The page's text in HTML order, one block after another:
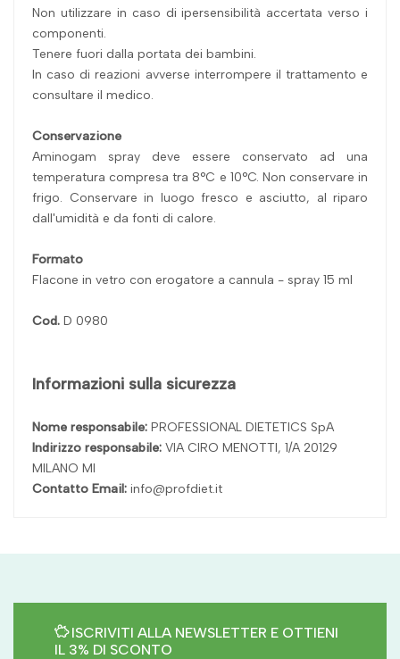
Non utilizzare in caso di ipersensibilità accertata verso i
componenti.
Tenere fuori dalla portata dei bambini.
In caso di reazioni avverse interrompere il trattamento e
consultare il medico.
Conservazione
Aminogam spray deve essere conservato ad una
temperatura compresa tra 8°C e 10°C. Non conservare in
frigo. Conservare in luogo fresco e asciutto, al riparo
dall'umidità e da fonti di calore.
Formato
Flacone in vetro con erogatore a cannula - spray 15 ml
Cod. D 0980
Informazioni sulla sicurezza
Nome responsabile: PROFESSIONAL DIETETICS SpA
Indirizzo responsabile: VIA CIRO MENOTTI, 1/A 20129
MILANO MI
Contatto Email: info@profdiet.it
ISCRIVITI ALLA NEWSLETTER E OTTIENI
IL 3% DI SCONTO